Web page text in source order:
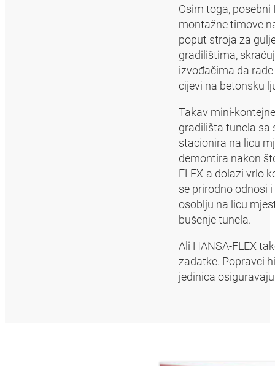
Osim toga, posebni
montažne timove
poput stroja za
gradilištima,
izvođačima da
cijevi na betonsku
Takav mini-
gradilišta tunela sa
stacionira na licu
demontira nakon
FLEX-a dolazi vrlo
se prirodno odnosi
osoblju na licu
bušenje tunela.
Ali HANSA-FLEX
zadatke. Popravci
jedinica